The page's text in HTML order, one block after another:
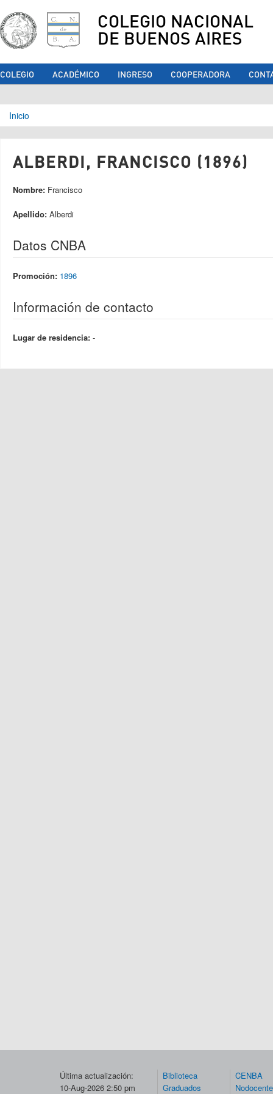
COLEGIO NACIONAL
DE BUENOS AIRES
COLEGIO ACADÉMICO INGRESO COOPERADORA
Se encuentra usted aquí
Inicio
ALBERDI, FRANCISCO (1896)
Nombre: Francisco
Apellido: Alberdi
Datos CNBA
Promoción: 1896
Información de contacto
Lugar de residencia: -
Última actualización:
10-Aug-2026 2:50 pm
Biblioteca
Graduados
CENBA